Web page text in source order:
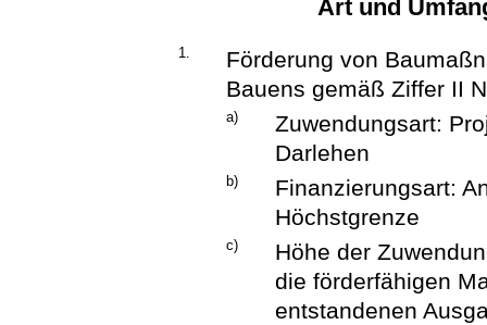
Art und
1.
Förderung von
Bauens gemäß Ziffer II
a)
Zuwendungsart:
Darlehen
b)
Finanzierungsart:
Höchstgrenze
c)
Höhe der
die förderfähigen
entstandenen